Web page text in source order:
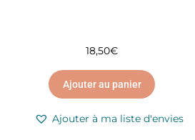
18,50€
Ajouter au panier
Ajouter à ma liste d'envies